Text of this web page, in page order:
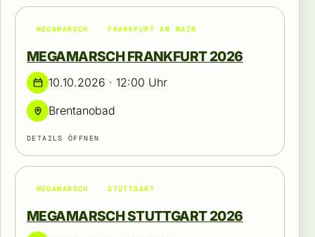
MEGAMARSCH FRANKFURT AM MAIN
MEGAMARSCH FRANKFURT 2026
10.10.2026 · 12:00 Uhr
Brentanobad
DETAILS ÖFFNEN
MEGAMARSCH STUTTGART
MEGAMARSCH STUTTGART 2026